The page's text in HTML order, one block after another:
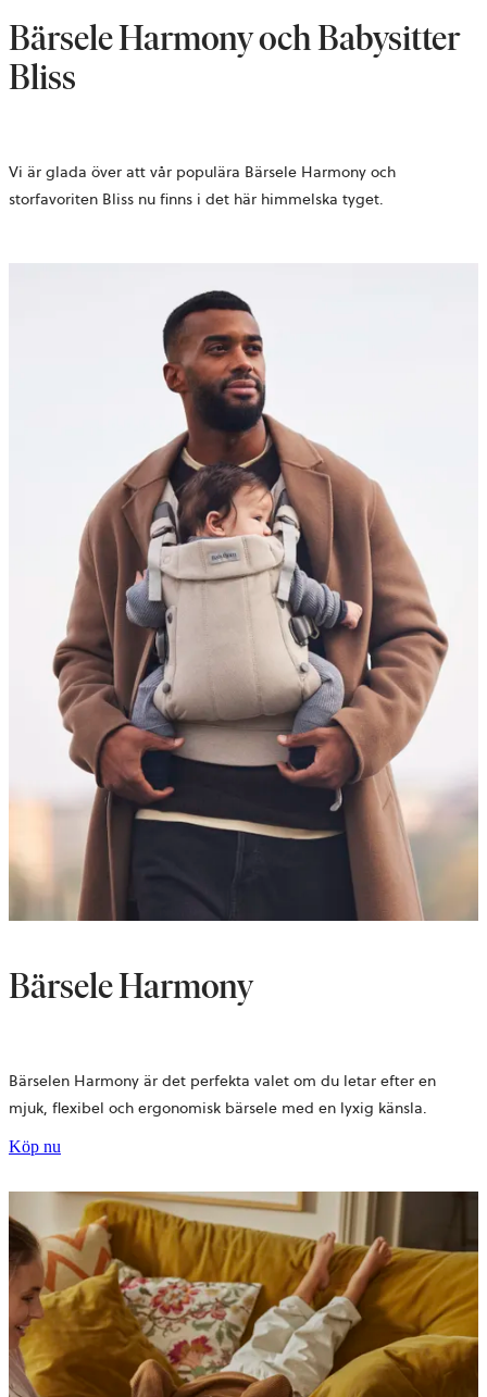
Bärsele Harmony och Babysitter
Bliss
Vi är glada över att vår populära Bärsele Harmony och
storfavoriten Bliss nu finns i det här himmelska tyget.
Bärsele Harmony
Bärselen Harmony är det perfekta valet om du letar efter en
mjuk, flexibel och ergonomisk bärsele med en lyxig känsla.
Köp nu